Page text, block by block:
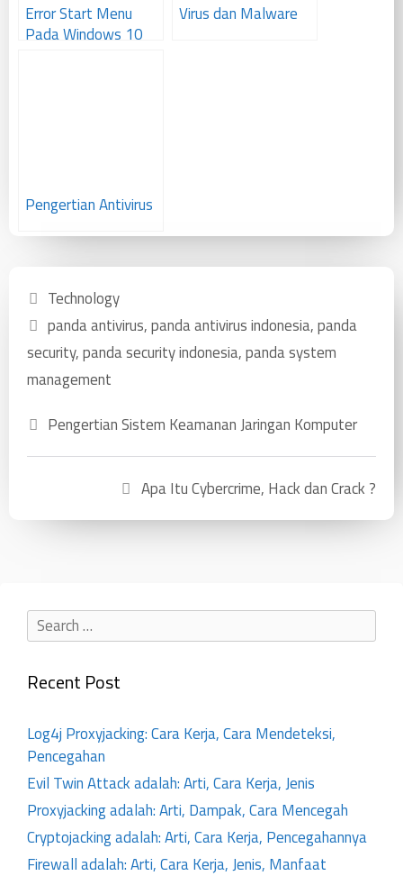
Error Start Menu
Pada Windows 10
Virus dan Malware
Pengertian Antivirus
Technology
panda antivirus,panda antivirus indonesia,panda
security,panda security indonesia,panda system
management
Pengertian Sistem Keamanan Jaringan Komputer
Apa Itu Cybercrime, Hack dan Crack ?
Recent Post
Log4j Proxyjacking: Cara Kerja, Cara Mendeteksi,
Pencegahan
Evil Twin Attack adalah: Arti, Cara Kerja, Jenis
Proxyjacking adalah: Arti, Dampak, Cara Mencegah
Cryptojacking adalah: Arti, Cara Kerja, Pencegahannya
Firewall adalah: Arti, Cara Kerja, Jenis, Manfaat